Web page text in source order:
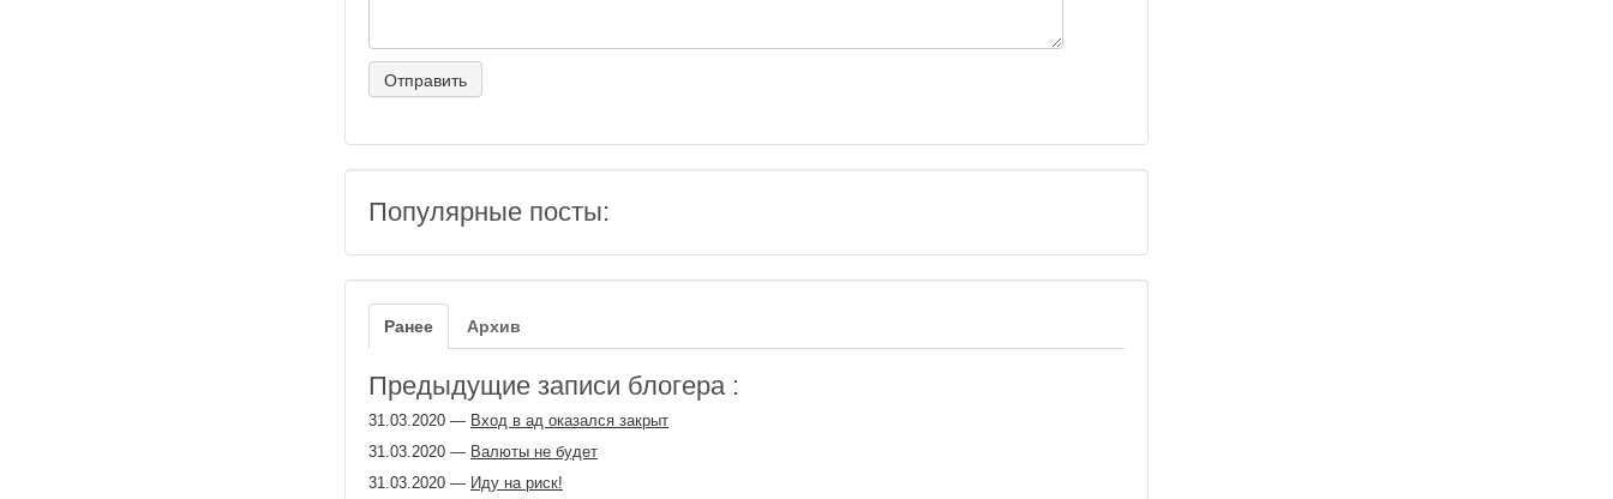
Популярные посты:
Ранее Архив
Предыдущие записи блогера :
31.03.2020 — Вход в ад оказался закрыт
31.03.2020 — Валюты не будет
31.03.2020 — Иду на риск!